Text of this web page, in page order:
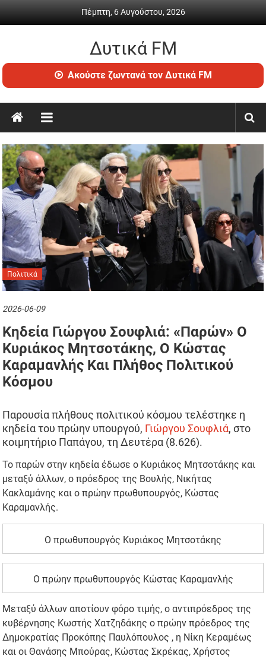
Πέμπτη, 6 Αυγούστου, 2026
Δυτικά FM
Ραδιόφωνο
•
ενημέρωση
Ακούστε ζωντανά τον Δυτικά FM
Πολιτικά
2026-06-09
Κηδεία Γιώργου Σουφλιά: «Παρών» Ο
Κυριάκος Μητσοτάκης, Ο Κώστας
Καραμανλής Και Πλήθος Πολιτικού
Κόσμου
Παρουσία πλήθους πολιτικού κόσμου τελέστηκε η
κηδεία του πρώην υπουργού, Γιώργου Σουφλιά, στο
κοιμητήριο Παπάγου, τη Δευτέρα (8.626).
Το παρών στην κηδεία έδωσε ο Κυριάκος Μητσοτάκης και
μεταξύ άλλων, ο πρόεδρος της Βουλής, Νικήτας
Κακλαμάνης και ο πρώην πρωθυπουργός, Κώστας
Καραμανλής.
Ο πρωθυπουργός Κυριάκος Μητσοτάκης
Ο πρώην πρωθυπουργός Κώστας Καραμανλής
Μεταξύ άλλων αποτίουν φόρο τιμής, ο αντιπρόεδρος της
κυβέρνησης Κωστής Χατζηδάκης ο πρώην πρόεδρος της
Δημοκρατίας Προκόπης Παυλόπουλος , η Νίκη Κεραμέως
και οι Θανάσης Μπούρας, Κώστας Σκρέκας, Χρήστος